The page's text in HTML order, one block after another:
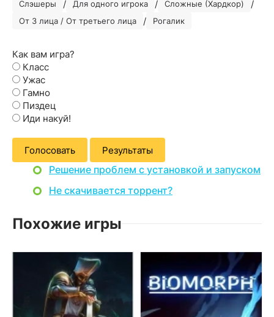
Слэшеры / Для одного игрока / Сложные (Хардкор) /
От 3 лица / От третьего лица / Рогалик
Как вам игра?
Класс
Ужас
Гамно
Пиздец
Иди накуй!
Голосовать Результаты
Решение проблем с установкой и запуском
Не скачивается торрент?
Похожие игры